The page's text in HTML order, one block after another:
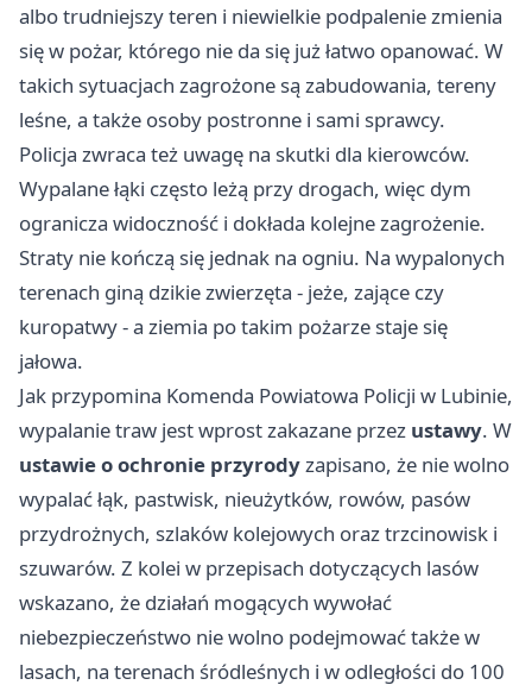
albo trudniejszy teren i niewielkie podpalenie zmienia
się w pożar, którego nie da się już łatwo opanować. W
takich sytuacjach zagrożone są zabudowania, tereny
leśne, a także osoby postronne i sami sprawcy.
Policja zwraca też uwagę na skutki dla kierowców.
Wypalane łąki często leżą przy drogach, więc dym
ogranicza widoczność i dokłada kolejne zagrożenie.
Straty nie kończą się jednak na ogniu. Na wypalonych
terenach giną dzikie zwierzęta - jeże, zające czy
kuropatwy - a ziemia po takim pożarze staje się
jałowa.
Jak przypomina Komenda Powiatowa Policji w Lubinie,
wypalanie traw jest wprost zakazane przez ustawy. W
ustawie o ochronie przyrodyzapisano, że nie wolno
wypalać łąk, pastwisk, nieużytków, rowów, pasów
przydrożnych, szlaków kolejowych oraz trzcinowisk i
szuwarów. Z kolei w przepisach dotyczących lasów
wskazano, że działań mogących wywołać
niebezpieczeństwo nie wolno podejmować także w
lasach, na terenach śródleśnych i w odległości do 100